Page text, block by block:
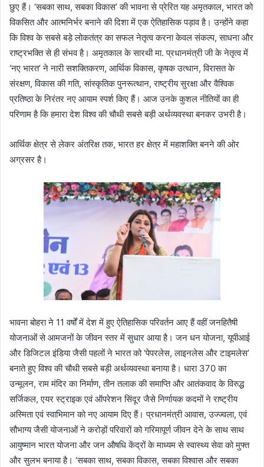
छुए हैं। ‘सबका साथ, सबका विकास’ की भावना से प्रेरित यह अमृतकाल, भारत को
विकसित और आत्मनिर्भर बनाने की दिशा में एक ऐतिहासिक पड़ाव है। उन्होंने कहा
कि विश्व के सबसे बड़े लोकतंत्र का सफल नेतृत्व करना केवल संकल्प, साधना और
राष्ट्रभक्ति से ही संभव है। अमृतकाल के सारथी मा. प्रधानमंत्री जी के नेतृत्व में
‘नए भारत’ ने नारी सशक्तिकरण, आर्थिक विकास, कृषक उत्थान, विरासत के
संरक्षण, विकास की गति, सांस्कृतिक पुनरूत्थान, राष्ट्रीय सुरक्षा और वैश्विक
प्रतिष्ठा के निरंतर नए आयाम स्पर्श किए हैं। आज उनके कुशल नीतियों का ही
परिणाम है कि हमारा देश विश्व की चौथी सबसे बड़ी अर्थव्यवस्था बनकर उभरी है।
आर्थिक क्षेत्र से लेकर अंतरिक्ष तक, भारत हर क्षेत्र में महाशक्ति बनने की ओर
अग्रसर है।
भावना बोहरा ने 11 वर्षों में देश में हुए ऐतिहासिक परिवर्तन आए हैं वहीं जनहितैषी
योजनाओं से आमजनों के जीवन स्तर में सुधार आया है। जन धन योजना, यूपीआई
और डिजिटल इंडिया जैसी पहलों ने भारत को ‘पेपरलेस, लाइनलेस और टाइमलेस’
बनाते हुए विश्व की चौथी सबसे बड़ी अर्थव्यवस्था बनाया है। धारा 370 का
उन्मूलन, राम मंदिर का निर्माण, तीन तलाक की समाप्ति और आतंकवाद के विरुद्ध
सर्जिकल, एयर स्ट्राइक एवं ऑपरेशन सिंदूर जैसे निर्णायक कदमों ने राष्ट्रीय
अस्मिता एवं स्वाभिमान को नए आयाम दिए हैं। प्रधानमंत्री आवास, उज्ज्वला, एवं
सौभाग्य जैसी योजनाओं ने करोड़ों परिवारों को गरिमापूर्ण जीवन देने के साथ साथ
आयुष्मान भारत योजना और जन औषधि केंद्रों के माध्यम से स्वास्थ्य सेवा को मुफ्त
और सुलभ बनाया है। ‘सबका साथ, सबका विकास, सबका विश्वास और सबका